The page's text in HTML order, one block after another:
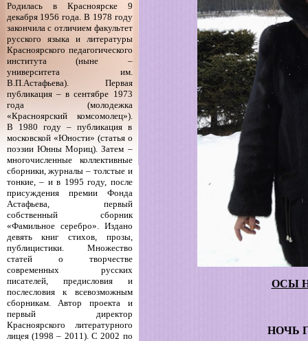
Родилась в Красноярске 9
декабря 1956 года. В 1978 году
закончила с отличием факультет
русского языка и литературы
Красноярского педагогического
института (ныне –
университета им.
В.П.Астафьева). Первая
публикация – в сентябре 1973
года (молодежка
«Красноярский комсомолец»).
В 1980 году – публикация в
московской «Юности» (статья о
поэзии Юнны Мориц). Затем –
многочисленные коллективные
сборники, журналы – толстые и
тонкие, – и в 1995 году, после
присуждения премии Фонда
Астафьева, первый
собственный сборник
«Фамильное серебро». Издано
девять книг стихов, прозы,
публицистики. Множество
статей о творчестве
современных русских
писателей, предисловия и
послесловия к всевозможным
сборникам. Автор проекта и
первый директор
Красноярского литературного
лицея (1998 – 2011). С 2002 по
ОСЫ
НОЧЬ